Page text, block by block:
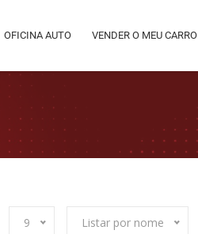
OFICINA AUTO VENDER O MEU CARRO
9 Listar por nome